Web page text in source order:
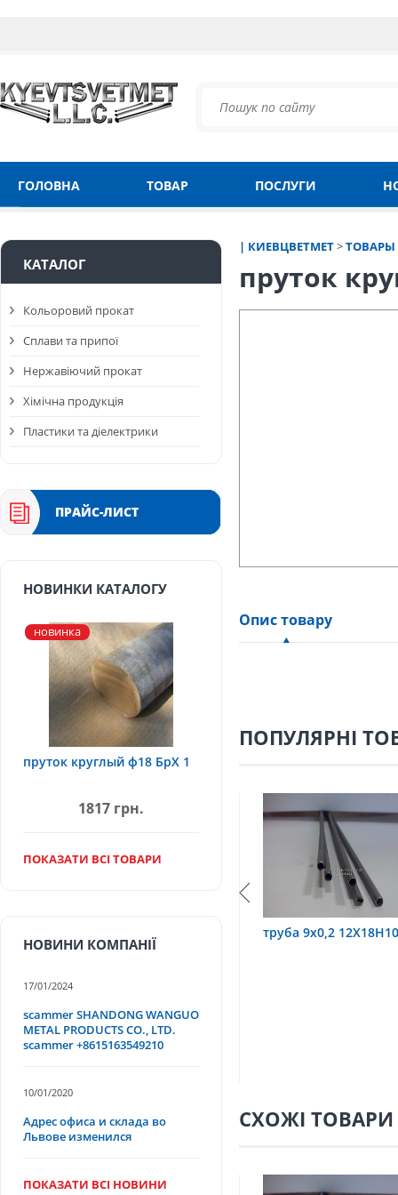
ГОЛОВНА ТОВАР ПОСЛУГИ
| КИЕВЦВЕТМЕТ>ТОВАРЫ
пруток
Опис товару
ПОПУЛЯРНІ
труба 75х1,5,
СХОЖІ ТОВАРИ
КАТАЛОГ
Кольоровий прокат
Сплави та припої
Нержавіючий прокат
Хімічна продукція
Пластики та діелектрики
ПРАЙС-ЛИСТ
НОВИНКИ КАТАЛОГУ
новинка
пруток круглый ф18 БрХ 1
1817 грн.
ПОКАЗАТИ ВСІ ТОВАРИ
НОВИНИ КОМПАНІЇ
17/01/2024
scammer SHANDONG WANGUO
METAL PRODUCTS CO., LTD.
scammer +8615163549210
10/01/2020
Адрес офиса и склада во
Львове изменился
ПОКАЗАТИ ВСІ НОВИНИ